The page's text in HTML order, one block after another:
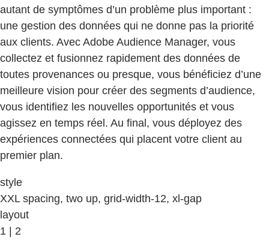
autant de symptômes d’un problème plus important :
une gestion des données qui ne donne pas la priorité
aux clients. Avec Adobe Audience Manager, vous
collectez et fusionnez rapidement des données de
toutes provenances ou presque, vous bénéficiez d’une
meilleure vision pour créer des segments d’audience,
vous identifiez les nouvelles opportunités et vous
agissez en temps réel. Au final, vous déployez des
expériences connectées qui placent votre client au
premier plan.
style
XXL spacing, two up, grid-width-12, xl-gap
layout
1 | 2